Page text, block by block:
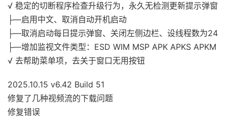
√ 稳定的切断程序检查升级行为，永久无检测更新提示弹窗
├—启用中文、取消自动开机启动
├—取消启动每日提示弹窗、关闭左侧边栏、设线程数为24
├—增加监视文件类型：ESD WIM MSP APK APKS APKM
√ 去帮助菜单项，去关于窗口无用按钮
2025.10.15 v6.42 Build 51
修复了几种视频流的下载问题
修复错误